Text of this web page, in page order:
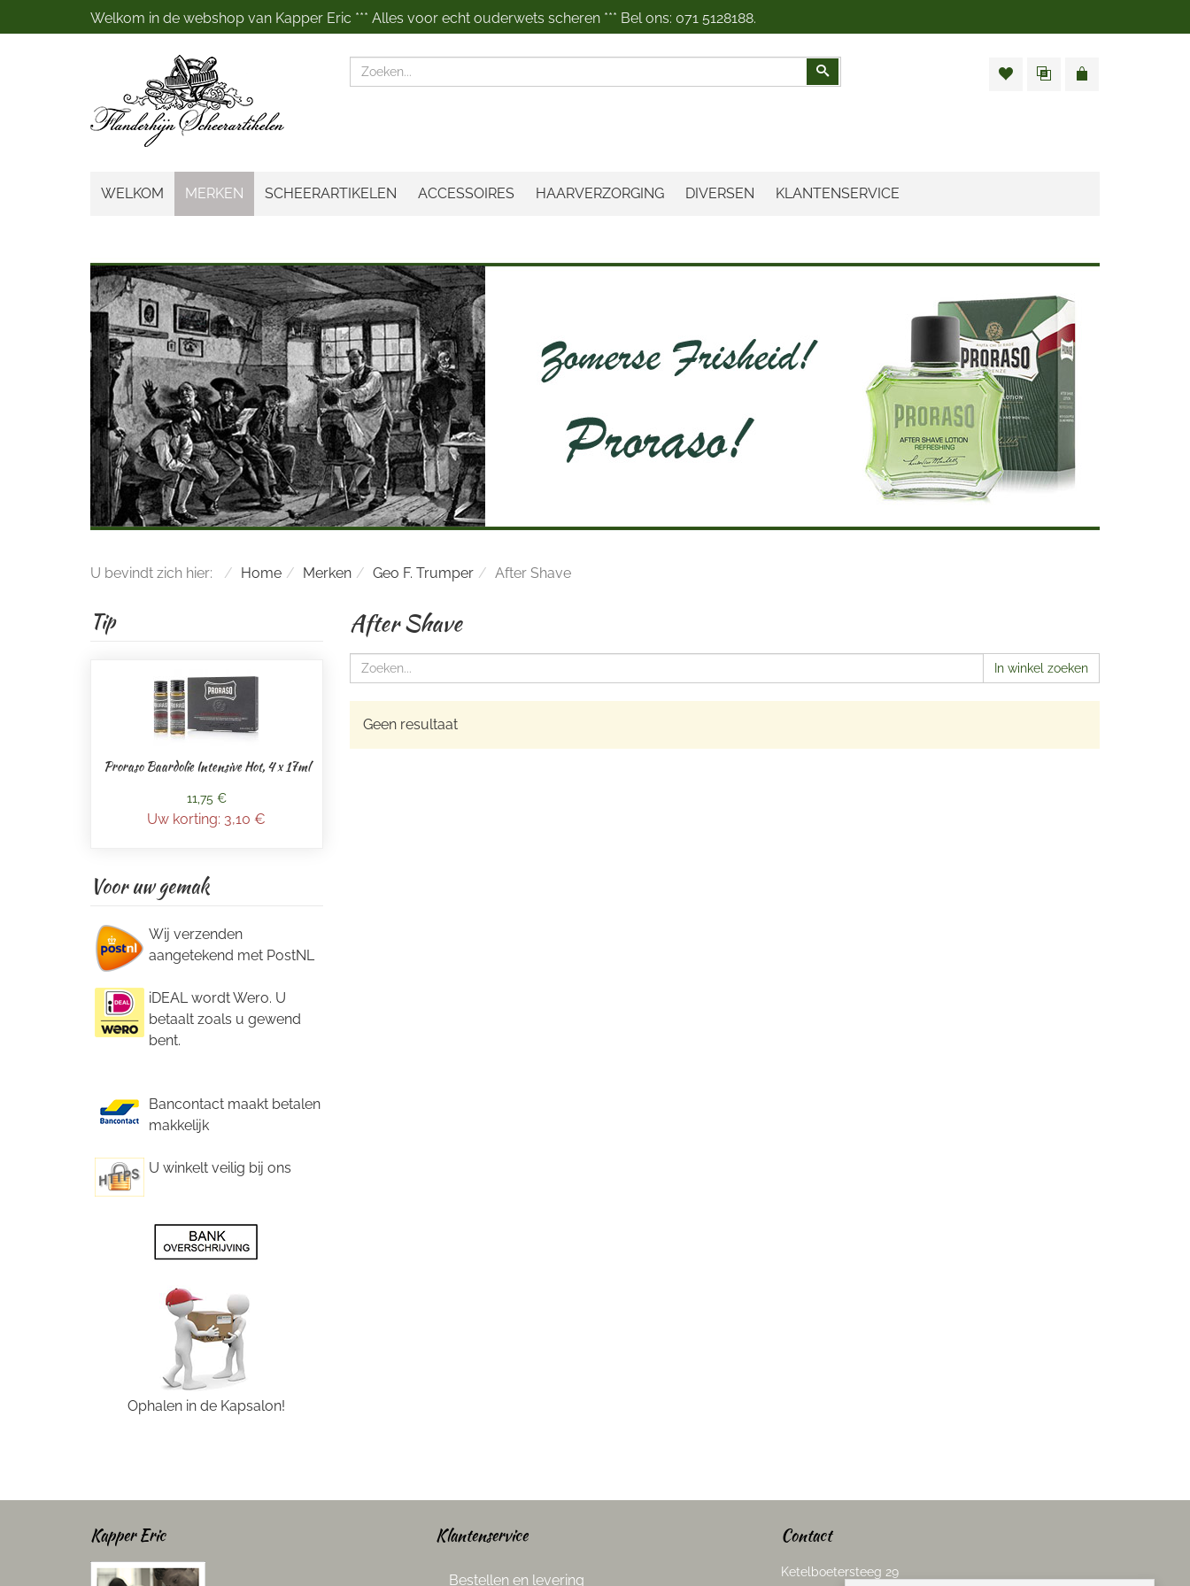
Welkom in de webshop van Kapper Eric *** Alles voor echt ouderwets scheren *** Bel ons: 071 5128188.
Zoeken
Zoeken
WELKOM MERKEN SCHEERARTIKELEN ACCESSOIRES HAARVERZORGING DIVERSEN KLANTENSERVICE
U bevindt zich hier: Home Merken Geo F. Trumper After Shave
After Shave
In winkel zoeken
Geen resultaat
Tip
Proraso Baardolie Intensive Hot, 4 x 17ml
11,75 €
Uw korting: 3,10 €
Voor uw gemak
Wij verzenden
aangetekend met PostNL
iDEAL wordt Wero. U
betaalt zoals u gewend
bent.
Bancontact maakt betalen
makkelijk
U winkelt veilig bij ons
Ophalen in de Kapsalon!
Kapper Eric Klantenservice
Bestellen en levering
Contact
Ketelboetersteeg 29